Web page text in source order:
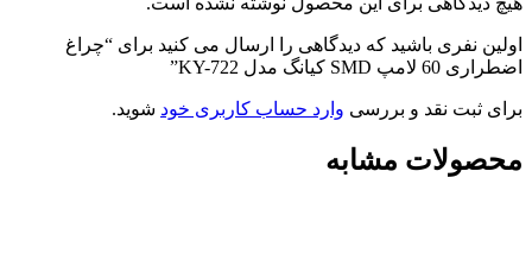
اولین نفری باشید که دیدگاهی را ارسال می کنید برای “چراغ
اضطراری 60 لامپ SMD کیانگ مدل KY-722”
برای ثبت نقد و بررسی وارد حساب کاربری خود شوید.
محصولات مشابه